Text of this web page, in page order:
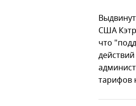
США
что
тарифов